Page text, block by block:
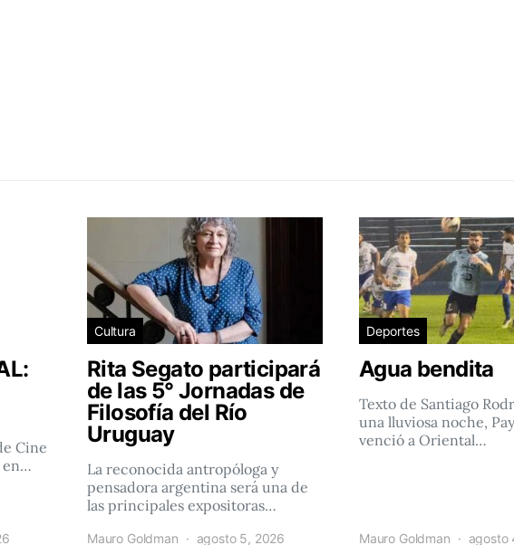
Cine
en…
Cultura
Rita Segato participará
de las 5° Jornadas de
Filosofía del Río
Uruguay
La reconocida antropóloga y
pensadora argentina será una de
las principales expositoras…
Mauro Goldman agosto 5, 2026
Deportes
Agua bendita
Texto de Santiago
una lluviosa noche,
venció a Oriental…
Mauro Goldman agosto